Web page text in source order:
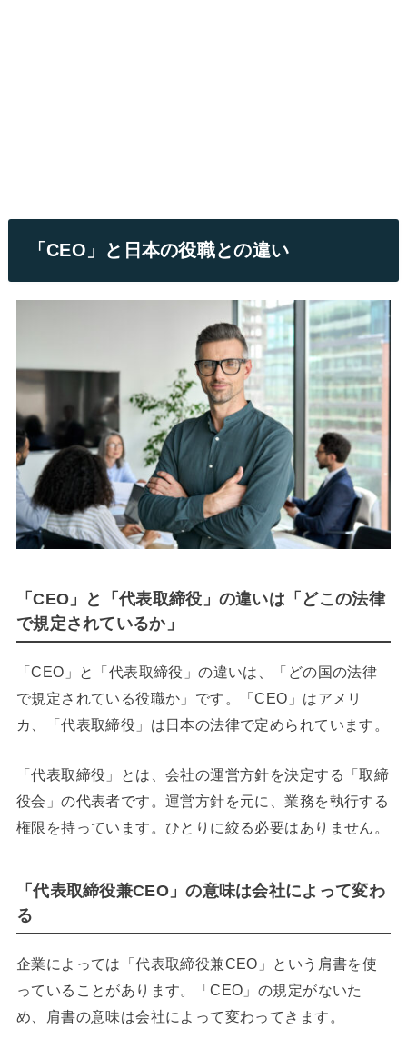
「CEO」と日本の役職との違い
「CEO」と「代表取締役」の違いは「どこの法律
で規定されているか」
「CEO」と「代表取締役」の違いは、「どの国の法律
で規定されている役職か」です。「CEO」はアメリ
カ、「代表取締役」は日本の法律で定められています。
「代表取締役」とは、会社の運営方針を決定する「取締
役会」の代表者です。運営方針を元に、業務を執行する
権限を持っています。ひとりに絞る必要はありません。
「代表取締役兼CEO」の意味は会社によって変わ
る
企業によっては「代表取締役兼CEO」という肩書を使
っていることがあります。「CEO」の規定がないた
め、肩書の意味は会社によって変わってきます。